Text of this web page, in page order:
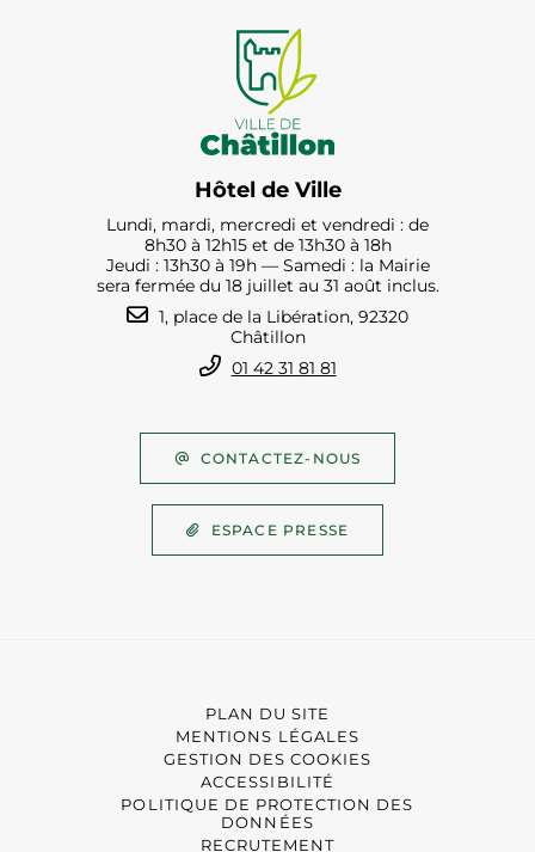
Hôtel de Ville
Lundi, mardi, mercredi et vendredi : de
8h30 à 12h15 et de 13h30 à 18h
Jeudi : 13h30 à 19h — Samedi : la Mairie
sera fermée du 18 juillet au 31 août inclus.
1, place de la Libération, 92320
Châtillon
01 42 31 81 81
CONTACTEZ-NOUS
ESPACE PRESSE
PLAN DU SITE
MENTIONS LÉGALES
GESTION DES COOKIES
ACCESSIBILITÉ
POLITIQUE DE PROTECTION DES
DONNÉES
RECRUTEMENT